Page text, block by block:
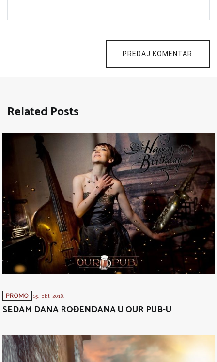
PREDAJ KOMENTAR
Related Posts
PROMO 15. okt 2018.
SEDAM DANA ROĐENDANA U OUR PUB-U